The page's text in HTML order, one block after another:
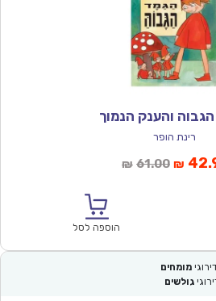
והענק הנמוך
רינת הופר
₪ 61.00המחיר
₪
הוספה לסל
דירוגי מומחים
גולשים